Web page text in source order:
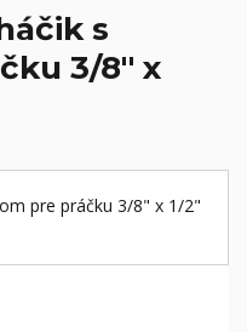
s
3/8" x